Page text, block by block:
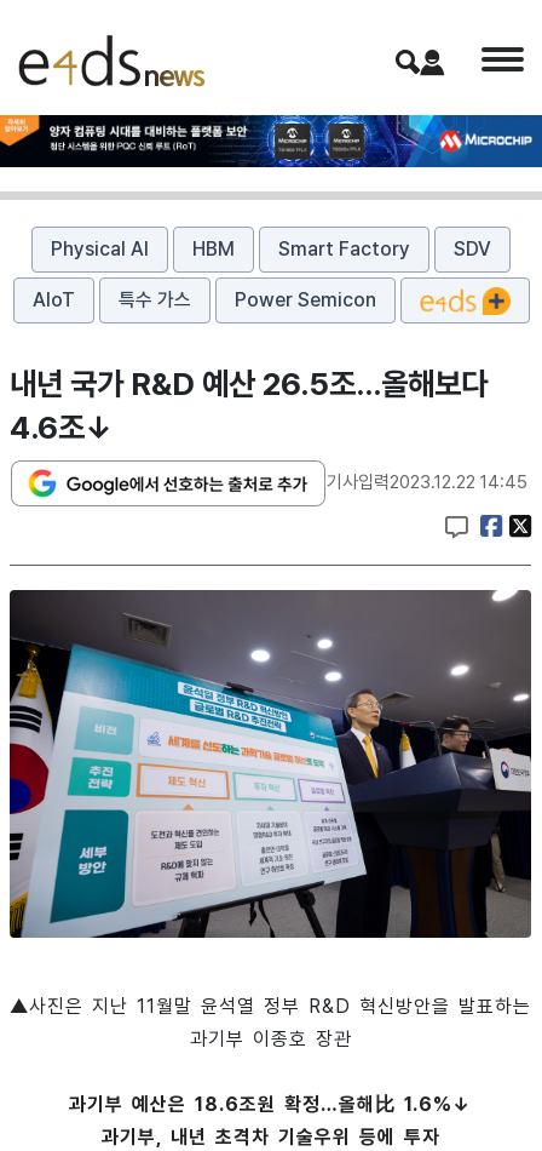
Physical AI HBM Smart Factory SDV
AIoT 특수 가스 Power Semicon
내년 국가 R&D 예산 26.5조…올해보다
4.6조↓
기사입력2023.12.22 14:45
▲사진은 지난 11월말 윤석열 정부 R&D 혁신방안을 발표하는
과기부 이종호 장관
과기부 예산은 18.6조원 확정…올해比 1.6%↓
과기부, 내년 초격차 기술우위 등에 투자